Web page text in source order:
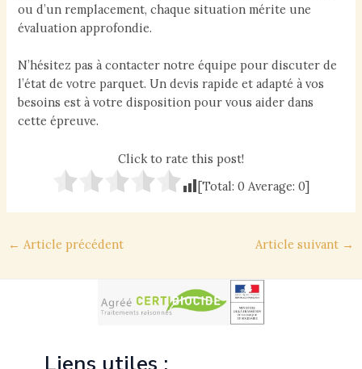
ou d’un remplacement, chaque situation mérite une
évaluation approfondie.
N’hésitez pas à contacter notre équipe pour discuter de
l’état de votre parquet. Un devis rapide et adapté à vos
besoins est à votre disposition pour vous aider dans
cette épreuve.
Click to rate this post!
[Total: 0 Average: 0]
Navigation
articles
← Article précédent Article suivant →